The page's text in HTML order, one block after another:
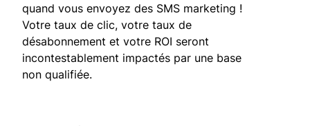
quand vous envoyez des SMS marketing !
Votre taux de clic, votre taux de
désabonnement et votre ROI seront
incontestablement impactés par une base
non qualifiée.